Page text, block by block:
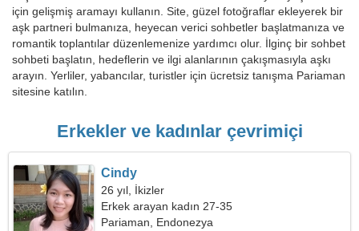
için gelişmiş aramayı kullanın. Site, güzel fotoğraflar ekleyerek bir
aşk partneri bulmanıza, heyecan verici sohbetler başlatmanıza ve
romantik toplantılar düzenlemenize yardımcı olur. İlginç bir sohbet
sohbeti başlatın, hedeflerin ve ilgi alanlarının çakışmasıyla aşkı
arayın. Yerliler, yabancılar, turistler için ücretsiz tanışma Pariaman
sitesine katılın.
Erkekler ve kadınlar çevrimiçi
Cindy
26 yıl, İkizler
Erkek arayan kadın 27-35
Pariaman, Endonezya